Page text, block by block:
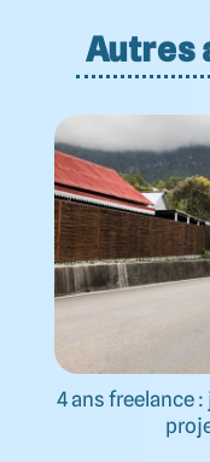
Autres
4 ans freelance